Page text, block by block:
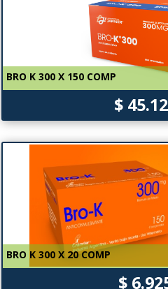
BRO K 300 X 150 COMP
$
BRO K 300 X 20 COMP
$